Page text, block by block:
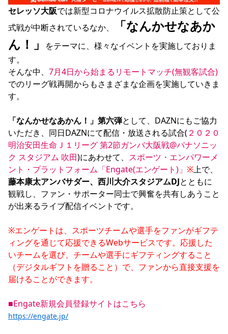
アウェイツアー
アウェイツアー
よくある質問
よくある質問
スポーツクラブ
スポーツクラブ
関連団体/施設
長居公園 セレッソフットサルパーク
セレッソフットサルパーク長居
セレッソスポーツパーク舞洲 YANMAR HANASAKA STADIUM
セレッソ大阪アカデミー
子供のサッカースクール
大人のサッカースクール
その他スポーツクラブ
セレッソ大阪では新型コロナウイルス拡散防止策として公
式戦が中断されているなか、
「なんかせなあか
ん！」
をテーマに、様々なイベントを実施しておりま
す。
そんな中、 7月4日から始まるリモートマッチ(無観客試合)
でのリーグ戦再開からもさまざまな企画を実施していきま
す。
「なんかせなあかん！」第六弾として、DAZNにもご協力
いただき、同日DAZNにて配信・放送される試合( ２０２０
明治安田生命Ｊ１リーグ 第2節ガンバ大阪戦@パナソニッ
ク スタジアム 吹田)にあわせて、 スポーツ・エンパワーメ
ント・プラットフォーム「Engate(エンゲート)」 ※上で、
藤本康太アンバサダー、西川大介スタジアムDJとともに
観戦し、ファン・サポーター同士で興奮を共有しあうこと
が出来るライブ配信イベントです。
※エンゲートは、スポーツチームや選手をファンがギフテ
ィングを通じて応援できるWebサービスです。応援した
いチームを選び、チームや選手にギフティングすること
（デジタルギフトを贈ること）で、ファンから直接支援を
届けることができます。
■Engate新規会員登録サイトはこちら
https://engate.jp/